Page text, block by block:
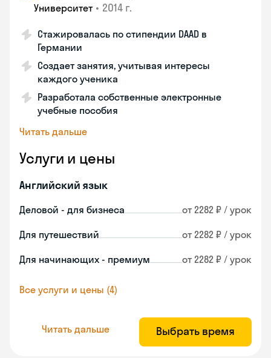
Университет • 2014 г.
Стажировалась по стипендии DAAD в
Германии
Создает занятия, учитывая интересы
каждого ученика
Разработала собственные электронные
учебные пособия
Читать дальше
Услуги и цены
Английский язык
Деловой - для бизнеса от 2282 ₽ / урок
Для путешествий от 2282 ₽ / урок
Для начинающих - премиум от 2282 ₽ / урок
Все услуги и цены (4)
Читать дальше Выбрать время